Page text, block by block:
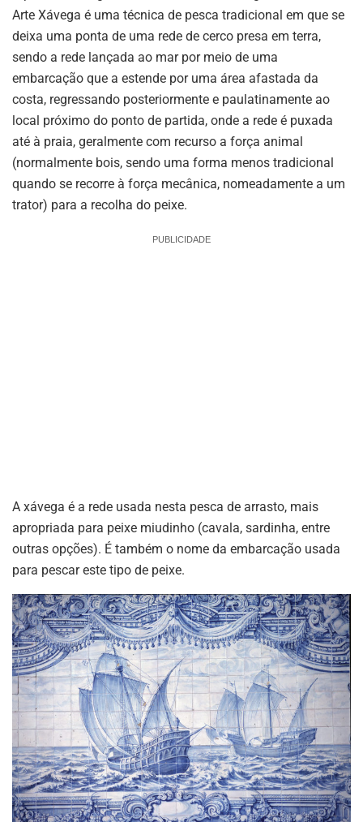
Arte Xávega é uma técnica de pesca tradicional em que se
deixa uma ponta de uma rede de cerco presa em terra,
sendo a rede lançada ao mar por meio de uma
embarcação que a estende por uma área afastada da
costa, regressando posteriormente e paulatinamente ao
local próximo do ponto de partida, onde a rede é puxada
até à praia, geralmente com recurso a força animal
(normalmente bois, sendo uma forma menos tradicional
quando se recorre à força mecânica, nomeadamente a um
trator) para a recolha do peixe.
PUBLICIDADE
A xávega é a rede usada nesta pesca de arrasto, mais
apropriada para peixe miudinho (cavala, sardinha, entre
outras opções). É também o nome da embarcação usada
para pescar este tipo de peixe.